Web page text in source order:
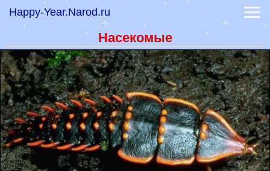
Насекомые
Happy-Year.Narod.ru
-Коты, кошки, котики
Тигры и дикие кошки
Обои волки и лисы
-Обои лошади
-Обои обезьяны
Обои знаков зодиака
Обои фэнтези
Праздники 2023
Гадание онлайн
- Книга судеб
-Книга перемен
Гороскоп на сегодня